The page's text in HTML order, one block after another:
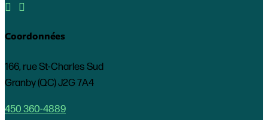
 
Coordonnées
166, rue St-Charles Sud
Granby (QC) J2G 7A4
450 360-4889